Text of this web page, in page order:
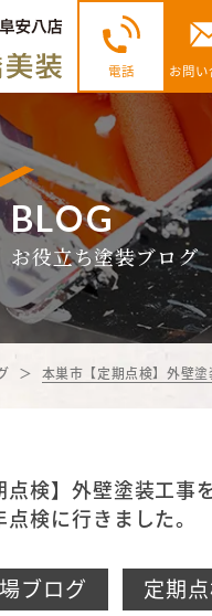
電話 お問
BLOG
お役立ち塗装ブログ
本巣市【定期点検】外壁
点検】外壁塗装工事
検に行きました。
ブログ 定期